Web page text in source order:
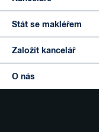
Stát se makléřem
Založit kancelář
O nás